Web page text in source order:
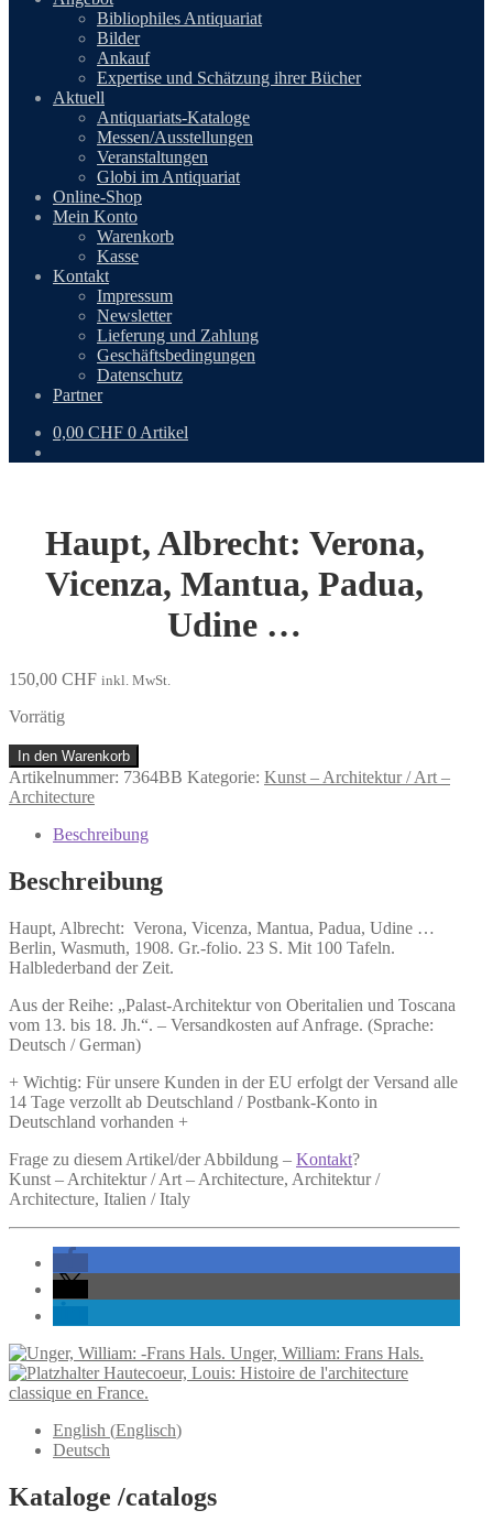
Bibliophiles Antiquariat
Bilder
Ankauf
Expertise und Schätzung ihrer Bücher
Aktuell
Antiquariats-Kataloge
Messen/Ausstellungen
Veranstaltungen
Globi im Antiquariat
Online-Shop
Mein Konto
Warenkorb
Kasse
Kontakt
Impressum
Newsletter
Lieferung und Zahlung
Geschäftsbedingungen
Datenschutz
Partner
0,00 CHF 0 Artikel
Haupt, Albrecht: Verona,
Vicenza, Mantua, Padua,
Udine …
150,00 CHF inkl. MwSt.
Vorrätig
Haupt,
Albrecht:
Verona,
Mantua,
Udine
...
In den Warenkorb
Artikelnummer: 7364BB Kategorie: Kunst – Architektur / Art –
Architecture
Beschreibung
Beschreibung
Haupt, Albrecht: Verona, Vicenza, Mantua, Padua, Udine …
Berlin, Wasmuth, 1908. Gr.-folio. 23 S. Mit 100 Tafeln.
Halblederband der Zeit.
Aus der Reihe: „Palast-Architektur von Oberitalien und Toscana
vom 13. bis 18. Jh.“. – Versandkosten auf Anfrage. (Sprache:
Deutsch / German)
+ Wichtig: Für unsere Kunden in der EU erfolgt der Versand alle
14 Tage verzollt ab Deutschland / Postbank-Konto in
Deutschland vorhanden +
Frage zu diesem Artikel/der Abbildung – Kontakt?
Kunst – Architektur / Art – Architecture, Architektur /
Architecture, Italien / Italy
Unger, William: Frans Hals.
Hautecoeur, Louis: Histoire de l'architecture
classique en France.
English (Englisch)
Deutsch
Kataloge /catalogs